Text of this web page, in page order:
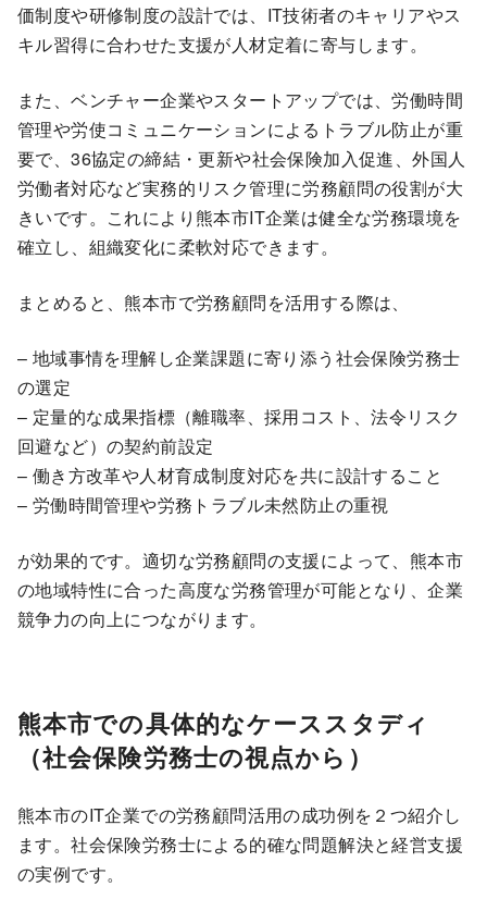
価制度や研修制度の設計では、IT技術者のキャリアやス
キル習得に合わせた支援が人材定着に寄与します。
また、ベンチャー企業やスタートアップでは、労働時間
管理や労使コミュニケーションによるトラブル防止が重
要で、36協定の締結・更新や社会保険加入促進、外国人
労働者対応など実務的リスク管理に労務顧問の役割が大
きいです。これにより熊本市IT企業は健全な労務環境を
確立し、組織変化に柔軟対応できます。
まとめると、熊本市で労務顧問を活用する際は、
– 地域事情を理解し企業課題に寄り添う社会保険労務士
の選定
– 定量的な成果指標（離職率、採用コスト、法令リスク
回避など）の契約前設定
– 働き方改革や人材育成制度対応を共に設計すること
– 労働時間管理や労務トラブル未然防止の重視
が効果的です。適切な労務顧問の支援によって、熊本市
の地域特性に合った高度な労務管理が可能となり、企業
競争力の向上につながります。
熊本市での具体的なケーススタディ
（社会保険労務士の視点から）
熊本市のIT企業での労務顧問活用の成功例を２つ紹介し
ます。社会保険労務士による的確な問題解決と経営支援
の実例です。